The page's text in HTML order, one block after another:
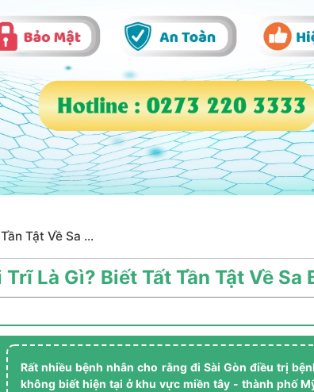
Tật Về Sa ...
Trĩ Là Gì? Biết Tất Tần Tật Về Sa
Rất nhiều bệnh nhân cho rằng đi Sài Gòn điều trị
không biết hiện tại ở khu vực miền tây - thành phố